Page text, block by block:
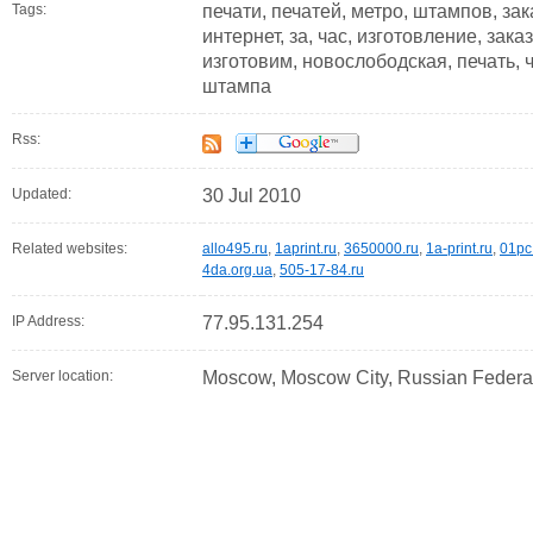
Tags:
печати, печатей, метро, штампов,
интернет, за, час, изготовление,
изготовим, новослободская, печать,
штампа
Rss:
Updated: 30 Jul 2010
Related websites: allo495.ru, 1aprint.ru, 3650000.ru, 1a-print.ru,
4da.org.ua, 505-17-84.ru
IP Address: 77.95.131.254
Server location: Moscow, Moscow City, Russian